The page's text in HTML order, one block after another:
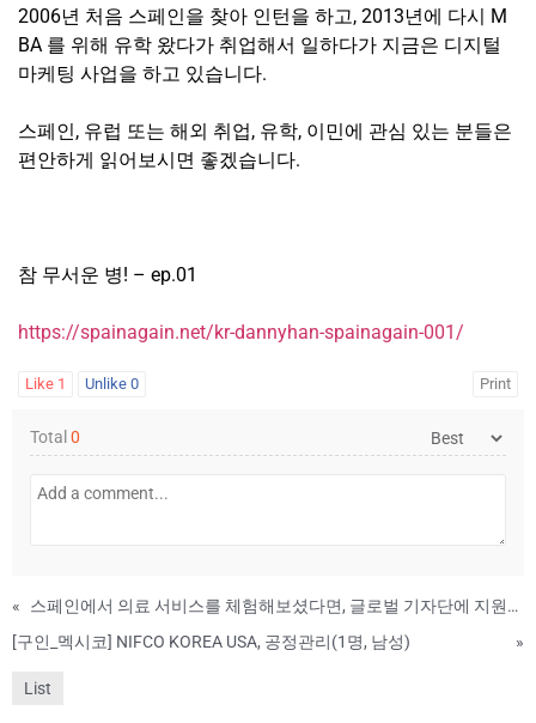
2006년 처음 스페인을 찾아 인턴을 하고, 2013년에 다시 M
BA 를 위해 유학 왔다가 취업해서 일하다가 지금은 디지털
마케팅 사업을 하고 있습니다.
스페인, 유럽 또는 해외 취업, 유학, 이민에 관심 있는 분들은
편안하게 읽어보시면 좋겠습니다.
참 무서운 병! – ep.01
https://spainagain.net/kr-dannyhan-spainagain-001/
Like 1 Unlike 0 Print
Total 0
«
스페인에서 의료 서비스를 체험해보셨다면, 글로벌 기자단에 지원해보세요
[구인_멕시코] NIFCO KOREA USA, 공정관리(1명, 남성)
»
List